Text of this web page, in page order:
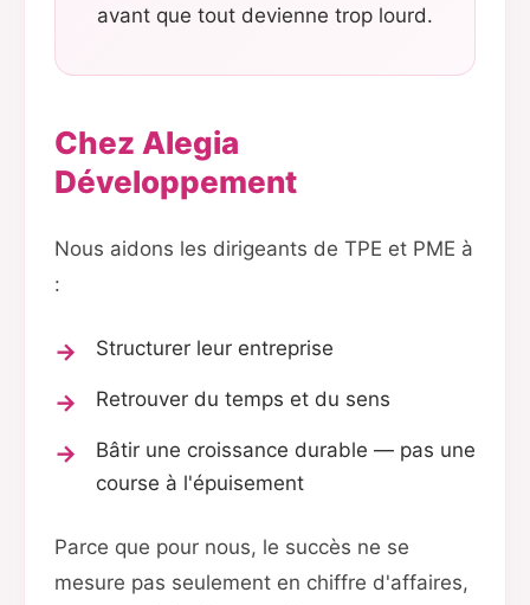
avant que tout devienne trop lourd.
Chez Alegia
Développement
Nous aidons les dirigeants de TPE et PME à
:
Structurer leur entreprise
Retrouver du temps et du sens
Bâtir une croissance durable — pas une
course à l'épuisement
Parce que pour nous, le succès ne se
mesure pas seulement en chiffre d'affaires,